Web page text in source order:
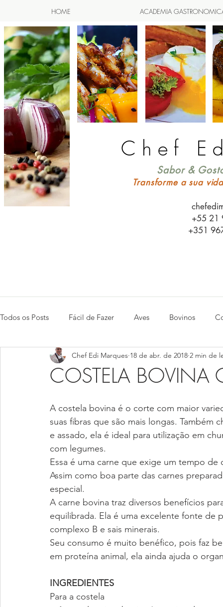
HOME ACADEMIA
Sabor &
Transforme a sua
+55 21
+351
Chef
Todos os Posts Fácil de Fazer Aves Bovinos
Peixes e Frutos do Mar Aperitivos
COSTELA BOVINA
Chef Edi Marques 18 de abr. de 2018 2 min de
A costela bovina é o corte com maior
suas fibras que são mais longas.
e assado, ela é ideal para utilização em
com legumes.
Essa é uma carne que exige um tempo
Assim como boa parte das carnes
especial.
A carne bovina traz diversos benefícios
equilibrada. Ela é uma excelente fonte
complexo B e sais minerais.
Seu consumo é muito benéfico, pois faz
em proteína animal, ela ainda ajuda o
INGREDIENTES
Para a costela